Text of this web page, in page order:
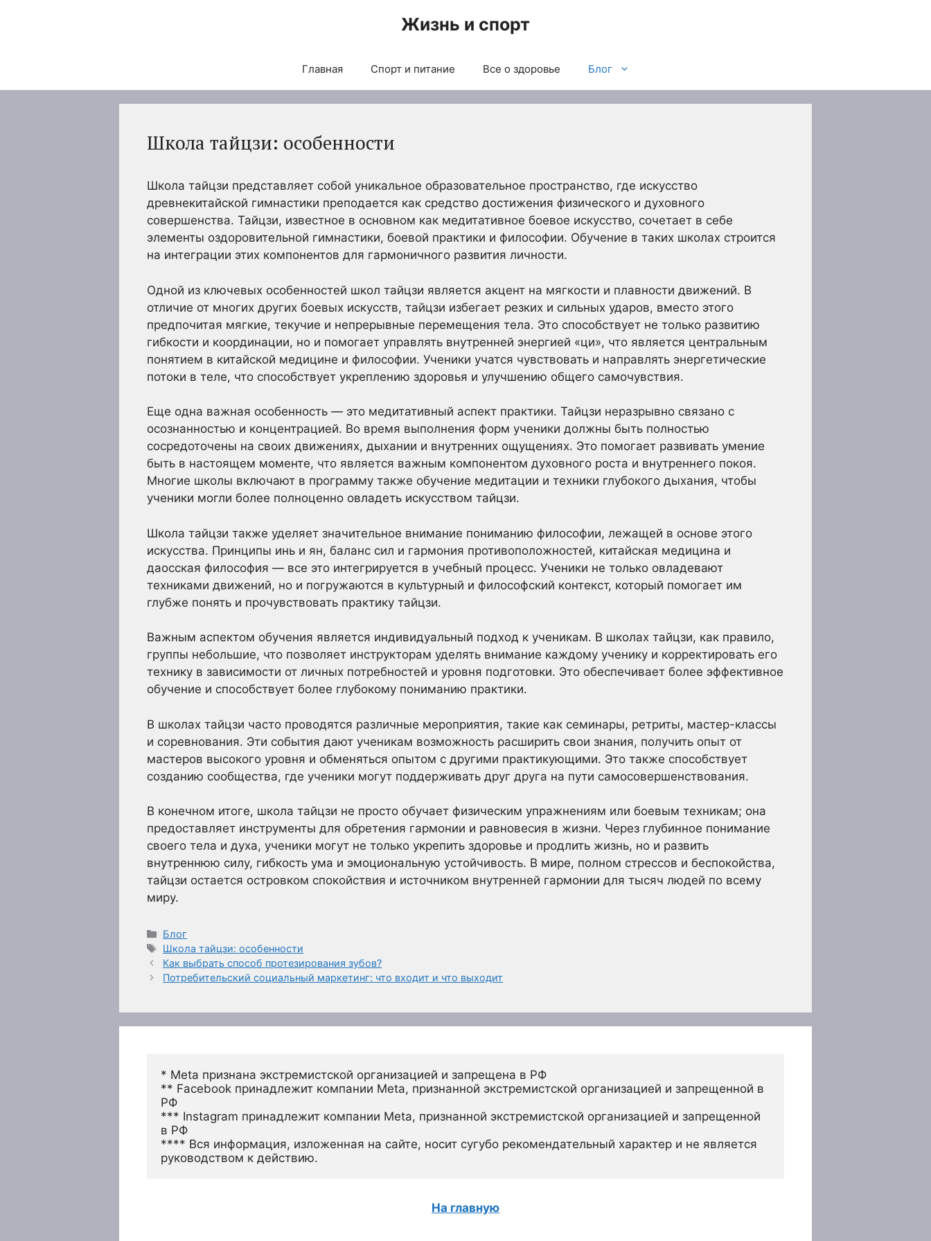
Жизнь и спорт
Главная Спорт и питание Все о здоровье Блог
Школа тайцзи: особенности
Школа тайцзи представляет собой уникальное образовательное пространство, где искусство
древнекитайской гимнастики преподается как средство достижения физического и духовного
совершенства. Тайцзи, известное в основном как медитативное боевое искусство, сочетает в себе
элементы оздоровительной гимнастики, боевой практики и философии. Обучение в таких школах строится
на интеграции этих компонентов для гармоничного развития личности.
Одной из ключевых особенностей школ тайцзи является акцент на мягкости и плавности движений. В
отличие от многих других боевых искусств, тайцзи избегает резких и сильных ударов, вместо этого
предпочитая мягкие, текучие и непрерывные перемещения тела. Это способствует не только развитию
гибкости и координации, но и помогает управлять внутренней энергией «ци», что является центральным
понятием в китайской медицине и философии. Ученики учатся чувствовать и направлять энергетические
потоки в теле, что способствует укреплению здоровья и улучшению общего самочувствия.
Еще одна важная особенность — это медитативный аспект практики. Тайцзи неразрывно связано с
осознанностью и концентрацией. Во время выполнения форм ученики должны быть полностью
сосредоточены на своих движениях, дыхании и внутренних ощущениях. Это помогает развивать умение
быть в настоящем моменте, что является важным компонентом духовного роста и внутреннего покоя.
Многие школы включают в программу также обучение медитации и техники глубокого дыхания, чтобы
ученики могли более полноценно овладеть искусством тайцзи.
Школа тайцзи также уделяет значительное внимание пониманию философии, лежащей в основе этого
искусства. Принципы инь и ян, баланс сил и гармония противоположностей, китайская медицина и
даосская философия — все это интегрируется в учебный процесс. Ученики не только овладевают
техниками движений, но и погружаются в культурный и философский контекст, который помогает им
глубже понять и прочувствовать практику тайцзи.
Важным аспектом обучения является индивидуальный подход к ученикам. В школах тайцзи, как правило,
группы небольшие, что позволяет инструкторам уделять внимание каждому ученику и корректировать его
технику в зависимости от личных потребностей и уровня подготовки. Это обеспечивает более эффективное
обучение и способствует более глубокому пониманию практики.
В школах тайцзи часто проводятся различные мероприятия, такие как семинары, ретриты, мастер-классы
и соревнования. Эти события дают ученикам возможность расширить свои знания, получить опыт от
мастеров высокого уровня и обменяться опытом с другими практикующими. Это также способствует
созданию сообщества, где ученики могут поддерживать друг друга на пути самосовершенствования.
В конечном итоге, школа тайцзи не просто обучает физическим упражнениям или боевым техникам; она
предоставляет инструменты для обретения гармонии и равновесия в жизни. Через глубинное понимание
своего тела и духа, ученики могут не только укрепить здоровье и продлить жизнь, но и развить
внутреннюю силу, гибкость ума и эмоциональную устойчивость. В мире, полном стрессов и беспокойства,
тайцзи остается островком спокойствия и источником внутренней гармонии для тысяч людей по всему
миру.
Рубрики
Блог
Метки
Школа тайцзи: особенности
Как выбрать способ протезирования зубов?
Потребительский социальный маркетинг: что входит и что выходит
* Meta признана экстремистской организацией и запрещена в РФ
** Facebook принадлежит компании Meta, признанной экстремистской организацией и запрещенной в
РФ
*** Instagram принадлежит компании Meta, признанной экстремистской организацией и запрещенной
в РФ
**** Вся информация, изложенная на сайте, носит сугубо рекомендательный характер и не является
руководством к действию.
На главную